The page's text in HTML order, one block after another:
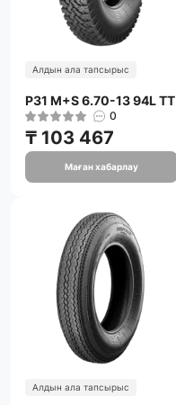
Алдын ала тапсырыс
P31 M+S 6.70-13 94L TT
0
₸ 103 467
Маған хабарлау
Алдын ала тапсырыс